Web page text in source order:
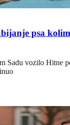
psa
Sadu vozilo Hitne